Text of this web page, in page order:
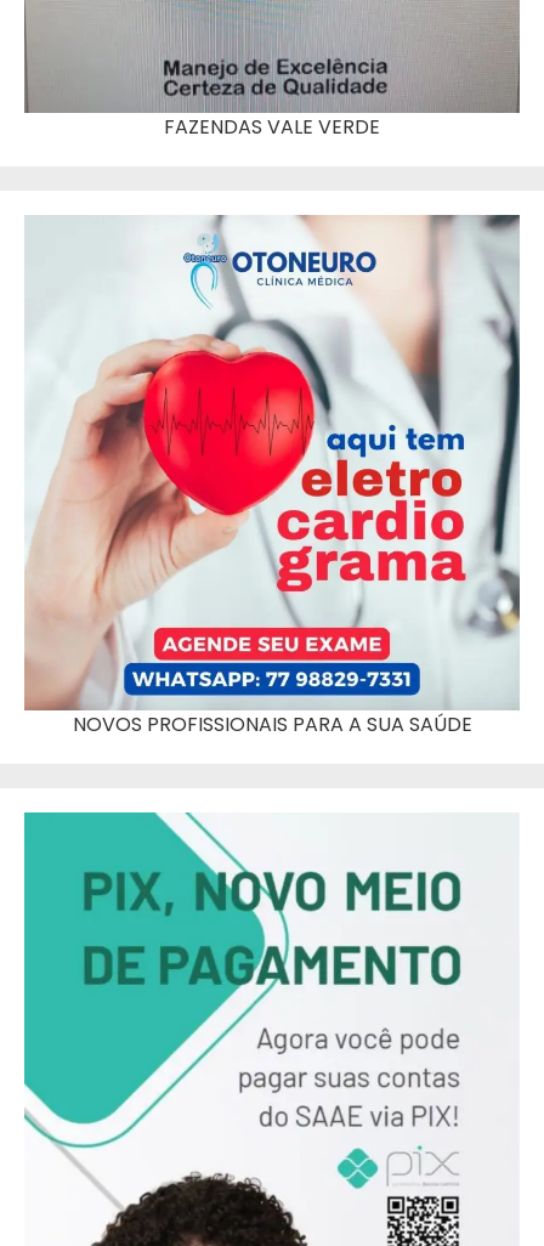
FAZENDAS VALE VERDE
NOVOS PROFISSIONAIS PARA A SUA SAÚDE